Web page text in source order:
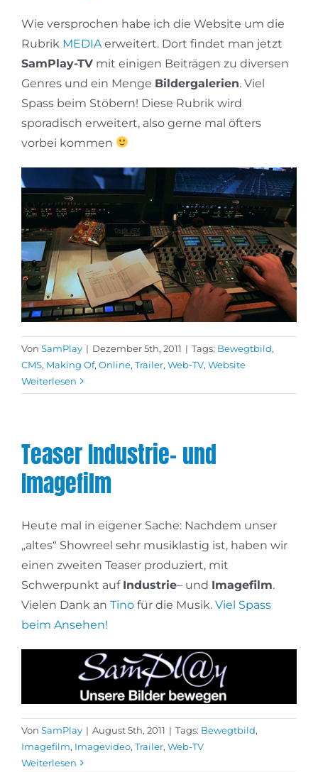
Wie versprochen habe ich die Website um die
Rubrik MEDIA erweitert. Dort findet man jetzt
SamPlay-TV mit einigen Beiträgen zu diversen
Genres und ein Menge Bildergalerien. Viel
Spass beim Stöbern! Diese Rubrik wird
sporadisch erweitert, also gerne mal öfters
vorbei kommen
Von SamPlay | Dezember 5th, 2011 | Tags: Bewegtbild,
CMS, Making Of, Online, Trailer, Web-TV, Website
Weiterlesen
Teaser Industrie- und
Imagefilm
Heute mal in eigener Sache: Nachdem unser
„altes“ Showreel sehr musiklastig ist, haben wir
einen zweiten Teaser produziert, mit
Schwerpunkt auf Industrie– und Imagefilm.
Vielen Dank an Tino für die Musik. Viel Spass
beim Ansehen!
Von SamPlay | August 5th, 2011 | Tags: Bewegtbild,
Imagefilm, Imagevideo, Trailer, Web-TV
Weiterlesen